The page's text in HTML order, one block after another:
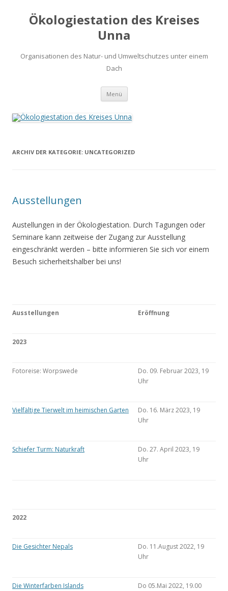
Ökologiestation des Kreises
Unna
Organisationen des Natur- und Umweltschutzes unter einem
Dach
Menü Zum
springen
ARCHIV DER KATEGORIE: UNCATEGORIZED
Ausstellungen
Austellungen in der Ökologiestation. Durch Tagungen oder
Seminare kann zeitweise der Zugang zur Ausstellung
eingeschränkt werden – bitte informieren Sie sich vor einem
Besuch sicherheitshalber bei uns!
Ausstellungen Eröffnung
2023
Fotoreise: Worpswede
Do. 09. Februar 2023, 19
Uhr
Vielfältige Tierwelt im heimischen Garten
Do. 16. März 2023, 19
Uhr
Schiefer Turm: Naturkraft
Do. 27. April 2023, 19
Uhr
2022
Die Gesichter Nepals
Do. 11.August 2022, 19
Uhr
Die Winterfarben Islands
Do 05.Mai 2022, 19.00